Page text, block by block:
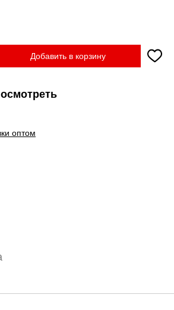
Добавить в корзину
оптом